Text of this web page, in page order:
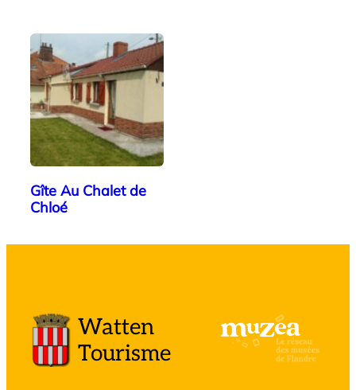
Gîte Au Chalet de
Chloé
Watten
Tourisme